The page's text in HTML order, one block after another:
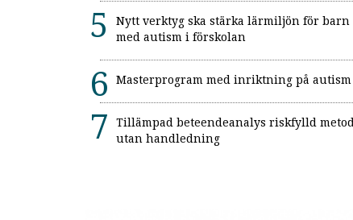
Nytt verktyg ska stärka lärmiljön för barn
med autism i förskolan
Masterprogram med inriktning på autism
Tillämpad beteendeanalys riskfylld metod
utan handledning